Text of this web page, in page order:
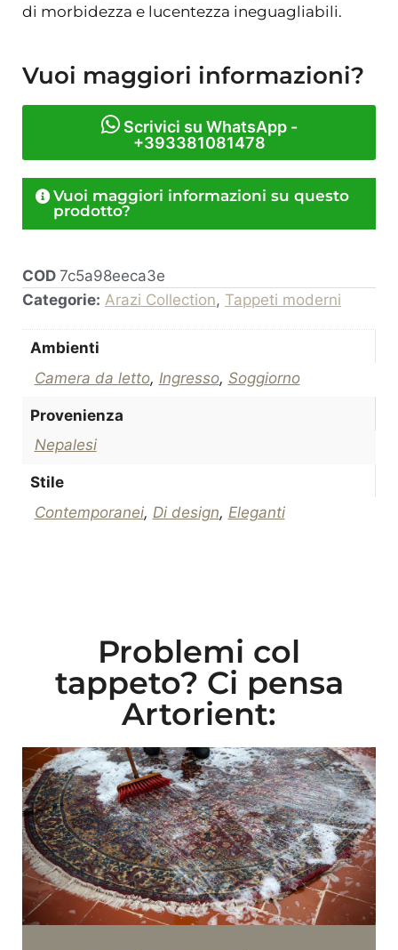
di morbidezza e lucentezza ineguagliabili.
Vuoi maggiori informazioni?
Scrivici su WhatsApp -
+393381081478
Vuoi maggiori informazioni su questo
prodotto?
COD 7c5a98eeca3e
Categorie: Arazi Collection, Tappeti moderni
Ambienti
Camera da letto, Ingresso, Soggiorno
Provenienza
Nepalesi
Stile
Contemporanei, Di design, Eleganti
Problemi col
tappeto? Ci pensa
Artorient: